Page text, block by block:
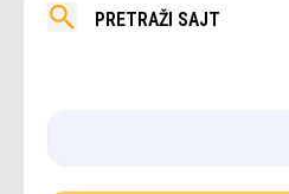
PRETRAŽI SAJT